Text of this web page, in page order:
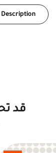
Description
قد